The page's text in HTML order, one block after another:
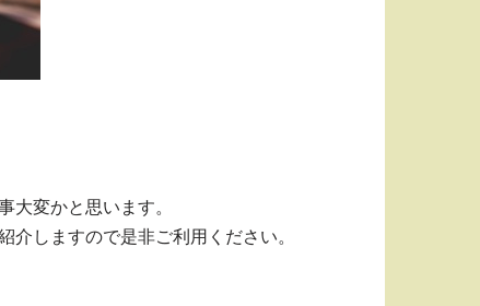
大変かと思います。
しますので是非ご利用ください。